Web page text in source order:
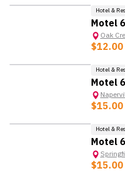
หนึ่งของทีมได้
- มีทักษะการบริหารเวลาที่
- มีสุขภาพร่างกายแข็งแรง
- มีทักษะการสื่อสารที่ดี สา
Hotel &
Motel 6
Oak
$12.00
Hotel &
Motel 6
$15.00
Hotel &
Motel 6
$15.00